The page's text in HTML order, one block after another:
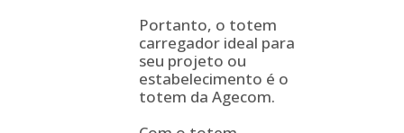
Portanto, o totem
carregador ideal para
seu projeto ou
estabelecimento é o
totem da Agecom.